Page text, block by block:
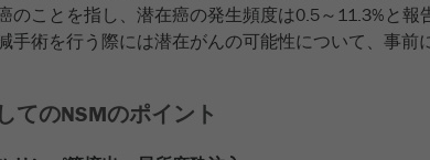
のことを指し、潜在癌の発生頻度は0.5～11.3%と報
手術を行う際には潜在がんの可能性について、事前
てのNSMのポイント